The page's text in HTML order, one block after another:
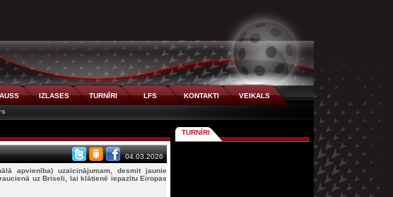
IZLASES TURNĪRI LFS KONTAKTI
VEIKALS
04.03.2026
apvienība) uzaicinājumam, desmit jaunie
uz Briseli, lai klātienē iepazītu Eiropas
TURNĪRI